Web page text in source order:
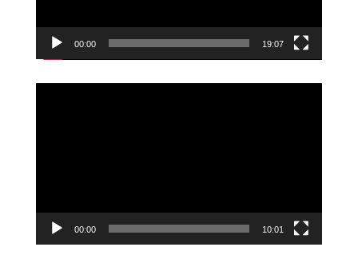
00:00 19:07
00:00 10:01